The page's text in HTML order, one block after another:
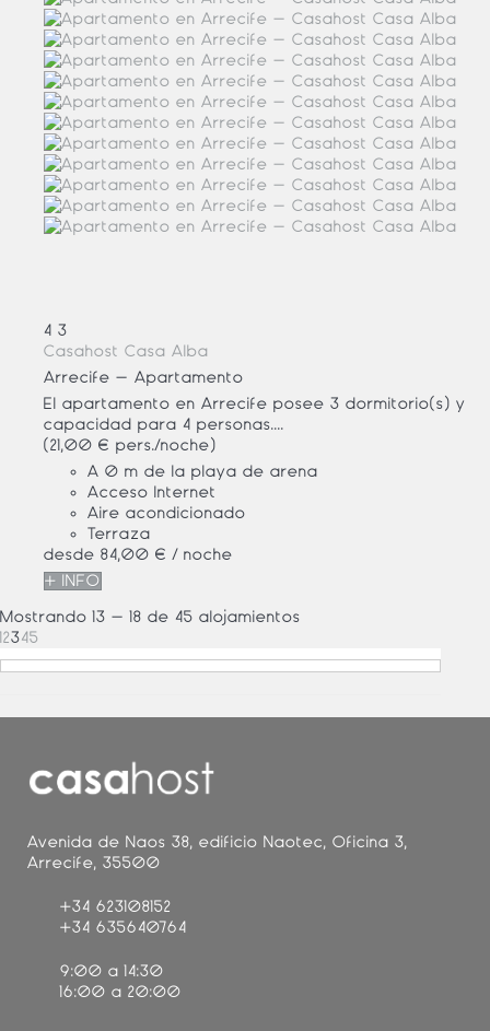
4 3
Casahost Casa Alba
Arrecife - Apartamento
El apartamento en Arrecife posee 3 dormitorio(s) y
capacidad para 4 personas....
(21,00 € pers./noche)
A 0 m de la playa de arena
Acceso Internet
Aire acondicionado
Terraza
desde 84,00 € / noche
+ INFO
Mostrando 13 - 18 de 45 alojamientos
2345
Avenida de Naos 38, edificio Naotec, Oficina 3,
Arrecife, 35500
+34 623108152
+34 635640764
9:00 a 14:30
16:00 a 20:00